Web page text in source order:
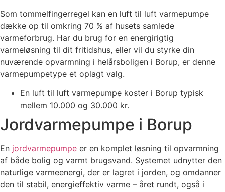
Som tommelfingerregel kan en luft til luft varmepumpe
dække op til omkring 70 % af husets samlede
varmeforbrug. Har du brug for en energirigtig
varmeløsning til dit fritidshus, eller vil du styrke din
nuværende opvarmning i helårsboligen i Borup, er denne
varmepumpetype et oplagt valg.
En luft til luft varmepumpe koster i Borup typisk
mellem 10.000 og 30.000 kr.
Jordvarmepumpe i Borup
En jordvarmepumpe er en komplet løsning til opvarmning
af både bolig og varmt brugsvand. Systemet udnytter den
naturlige varmeenergi, der er lagret i jorden, og omdanner
den til stabil, energieffektiv varme – året rundt, også i